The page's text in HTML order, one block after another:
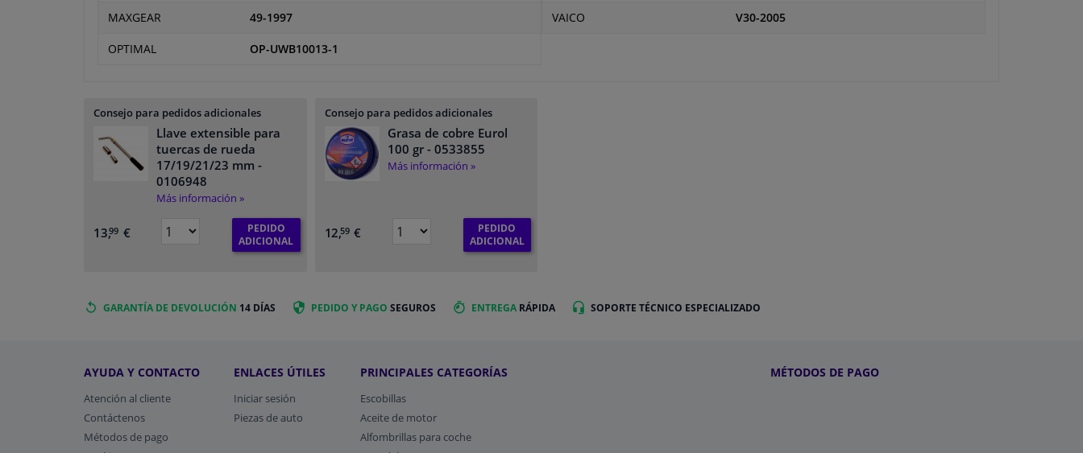
MAXGEAR 49-1997
OPTIMAL OP-UWB10013-1
VAICO V30-2005
Consejo para pedidos adicionales
Llave extensible para
tuercas de rueda
17/19/21/23 mm -
0106948
Más información »
13,99 €
PEDIDO
ADICIONAL
Consejo para pedidos adicionales
Grasa de cobre Eurol
100 gr- 0533855
Más información »
12,59 €
PEDIDO
ADICIONAL
GARANTÍA DE DEVOLUCIÓN 14 DÍAS PEDIDO Y PAGO SEGUROS ENTREGA RÁPIDA SOPORTE TÉCNICO ESPECIALIZADO
AYUDA Y CONTACTO
Atención al cliente
Contáctenos
Métodos de pago
ENLACES ÚTILES
Iniciar sesión
Piezas de auto
PRINCIPALES CATEGORÍAS
Escobillas
Aceite de motor
Alfombrillas para coche
MÉTODOS DE PAGO